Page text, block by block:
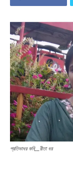
প্রতিভাধর কবি__রীতা ধর